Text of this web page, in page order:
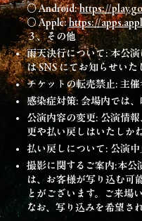
○ Android:https://
○ Apple:https://
３、その他
雨天決行について: 本公
は SNS にてお知らせいた
チケットの転売禁止: 主
感染症対策: 会場内では
公演内容の変更: 公演情
更や払い戻しはいたしか
払い戻しについて: 公演
撮影に関するご案内:本公
は、お客様が写り込む可
とがございます。ご来場
なお、写り込みを希望さ